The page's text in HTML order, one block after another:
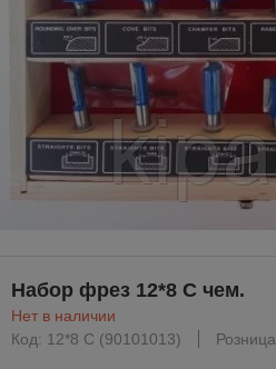
Набор фрез 12*8 C чем.
Нет в наличии
Код: 12*8 C (90101013)
Розница